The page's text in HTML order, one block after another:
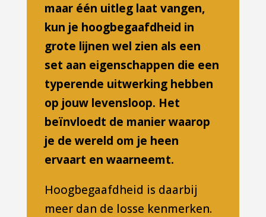
maar één uitleg laat vangen,
kun je hoogbegaafdheid in
grote lijnen wel zien als een
set aan eigenschappen die een
typerende uitwerking hebben
op jouw levensloop. Het
beïnvloedt de manier waarop
je de wereld om je heen
ervaart en waarneemt.
Hoogbegaafdheid is daarbij
meer dan de losse kenmerken.